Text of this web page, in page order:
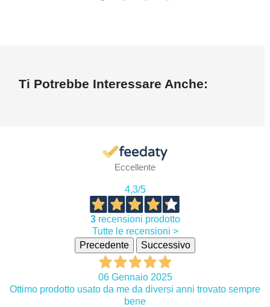
Ti Potrebbe Interessare Anche:
Eccellente
4,3/5
3recensioni prodotto
Tutte le recensioni >
Precedente
Successivo
06 Gennaio 2025
Ottimo prodotto usato da me da diversi anni trovato sempre
bene